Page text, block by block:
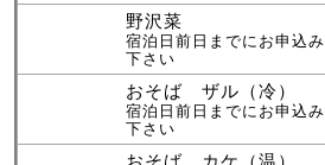
野沢菜
宿泊日前日までにお申込み
下さい
おそば ザル（冷）
宿泊日前日までにお申込み
下さい
おそば カケ（温）